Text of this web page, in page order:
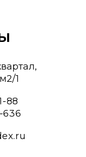
1
88
636